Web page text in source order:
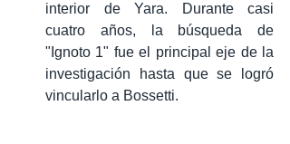
interior de Yara. Durante casi
cuatro años, la búsqueda de
"Ignoto 1" fue el principal eje de la
investigación hasta que se logró
vincularlo a Bossetti.